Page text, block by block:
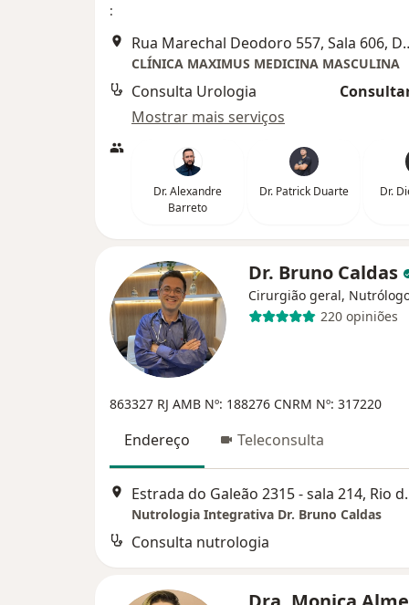
:
Rua Marechal
CLÍNICA MAXIMUS MEDICINA MASCULINA
Consulta Urologia
Mostrar mais serviços
Dr. Alexandre
Barreto
Dr. Patrick Duarte Dr.
Dr. Bruno Caldas
Cirurgião geral,
220 opiniões
863327 RJ AMB Nº: 188276 CNRM Nº: 317220
Endereço Teleconsulta
Estrada
Nutrologia Integrativa Dr. Bruno Caldas
Consulta nutrologia